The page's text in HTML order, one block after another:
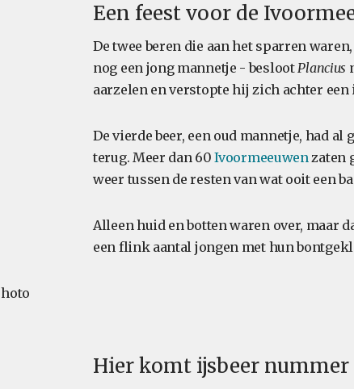
Een feest voor de
De twee beren die aan het sparren
nog een jong mannetje - beslootPlancius
aarzelen en verstopte hij zich achter
De vierde beer, een oud mannetje, had
terug. Meer dan 60Ivoormeeuwenzaten
weer tussen de resten van wat ooit een
Alleen huid en botten waren over, maar
een flink aantal jongen met hun
Hier komt ijsbeer nummer